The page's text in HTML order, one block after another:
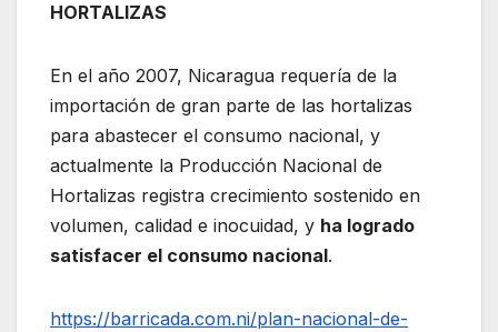
HORTALIZAS
En el año 2007, Nicaragua requería de la
importación de gran parte de las hortalizas
para abastecer el consumo nacional, y
actualmente la Producción Nacional de
Hortalizas registra crecimiento sostenido en
volumen, calidad e inocuidad, y ha logrado
satisfacer el consumo nacional.
https://barricada.com.ni/plan-nacional-de-